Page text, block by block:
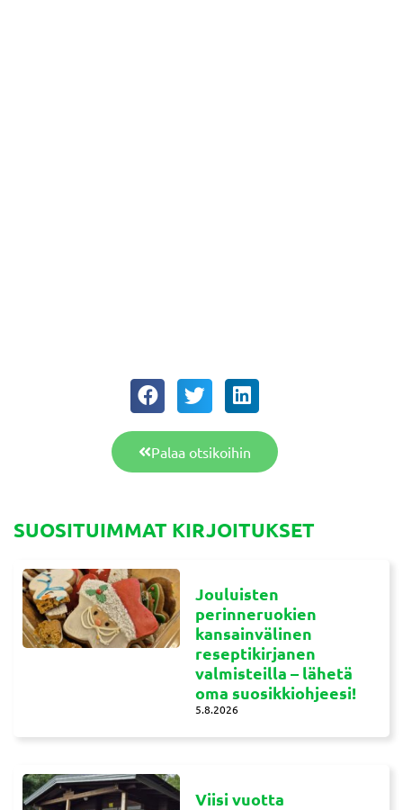
Palaa otsikoihin
SUOSITUIMMAT KIRJOITUKSET
Jouluisten
perinneruokien
kansainvälinen
reseptikirjanen
valmisteilla – lähetä
oma suosikkiohjeesi!
5.8.2026
Viisi vuotta